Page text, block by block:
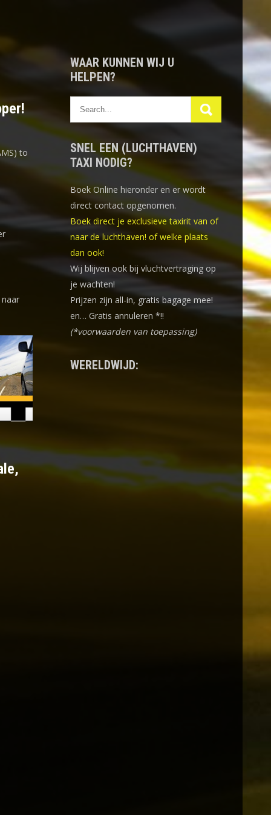
to
WAAR KUNNEN WIJ U
HELPEN?
SNEL EEN (LUCHTHAVEN)
TAXI NODIG?
Boek Online hieronder en er wordt
direct contact opgenomen.
Boek direct je exclusieve taxirit van of
naar de luchthaven! of welke plaats
dan ook!
Wij blijven ook bij vluchtvertraging op
je wachten!
Prijzen zijn all-in, gratis bagage mee!
en… Gratis annuleren *!!
(*voorwaarden van toepassing)
WERELDWIJD: